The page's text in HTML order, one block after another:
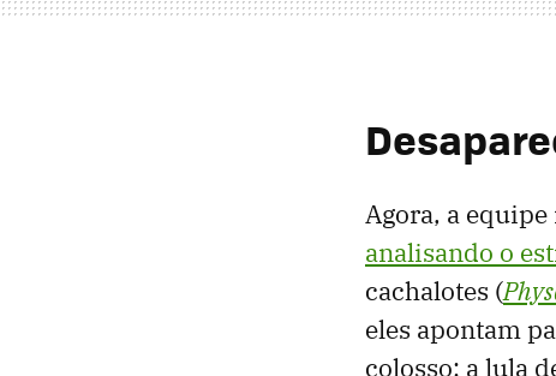
Agora, a
analisando o
cachalotes (
eles apontam
colosso: a lula